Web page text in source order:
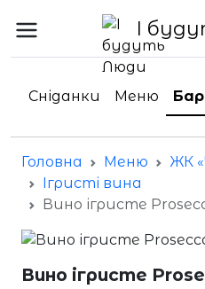
І
Сніданки Меню Бар
Головна Меню ЖК
Ігристі вина
Вино ігристе
Вино ігристе